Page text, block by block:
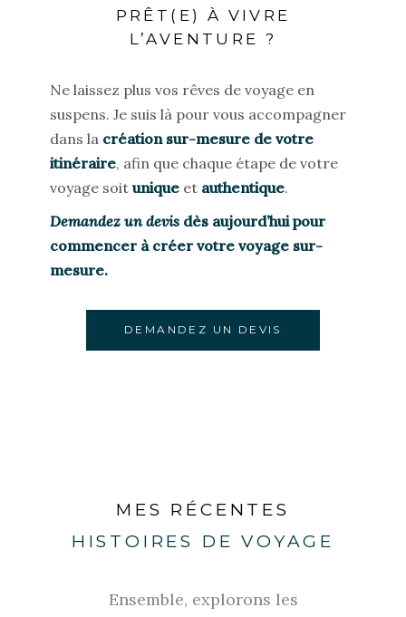
PRÊT(E) À VIVRE
L’AVENTURE ?
Ne laissez plus vos rêves de voyage en
suspens. Je suis là pour vous accompagner
dans la création sur-mesure de votre
itinéraire, afin que chaque étape de votre
voyage soit unique et authentique.
Demandez un devis dès aujourd’hui pour
commencer à créer votre voyage sur-
mesure.
DEMANDEZ UN DEVIS
MES RÉCENTES
HISTOIRES DE VOYAGE
Ensemble, explorons les